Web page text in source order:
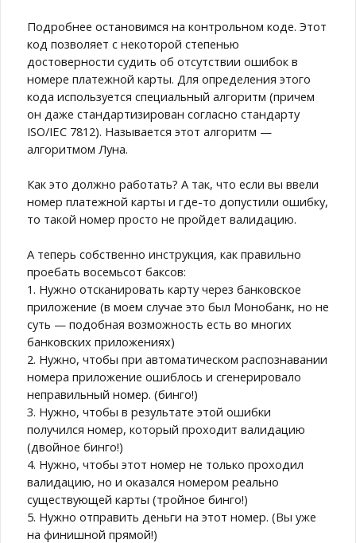
Подробнее остановимся на контрольном коде. Этот
код позволяет с некоторой степенью
достоверности судить об отсутствии ошибок в
номере платежной карты. Для определения этого
кода используется специальный алгоритм (причем
он даже стандартизирован согласно стандарту
ISO/IEC 7812). Называется этот алгоритм —
алгоритмом Луна.
Как это должно работать? А так, что если вы ввели
номер платежной карты и где-то допустили ошибку,
то такой номер просто не пройдет валидацию.
А теперь собственно инструкция, как правильно
проебать восемьсот баксов:
1. Нужно отсканировать карту через банковское
приложение (в моем случае это был Монобанк, но не
суть — подобная возможность есть во многих
банковских приложениях)
2. Нужно, чтобы при автоматическом распознавании
номера приложение ошиблось и сгенерировало
неправильный номер. (бинго!)
3. Нужно, чтобы в результате этой ошибки
получился номер, который проходит валидацию
(двойное бинго!)
4. Нужно, чтобы этот номер не только проходил
валидацию, но и оказался номером реально
существующей карты (тройное бинго!)
5. Нужно отправить деньги на этот номер. (Вы уже
на финишной прямой!)